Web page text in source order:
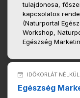
tulajdonosa,
kapcsolatos
(Naturportal
Workshop,
Egészség
IDŐKORLÁT
Egészség